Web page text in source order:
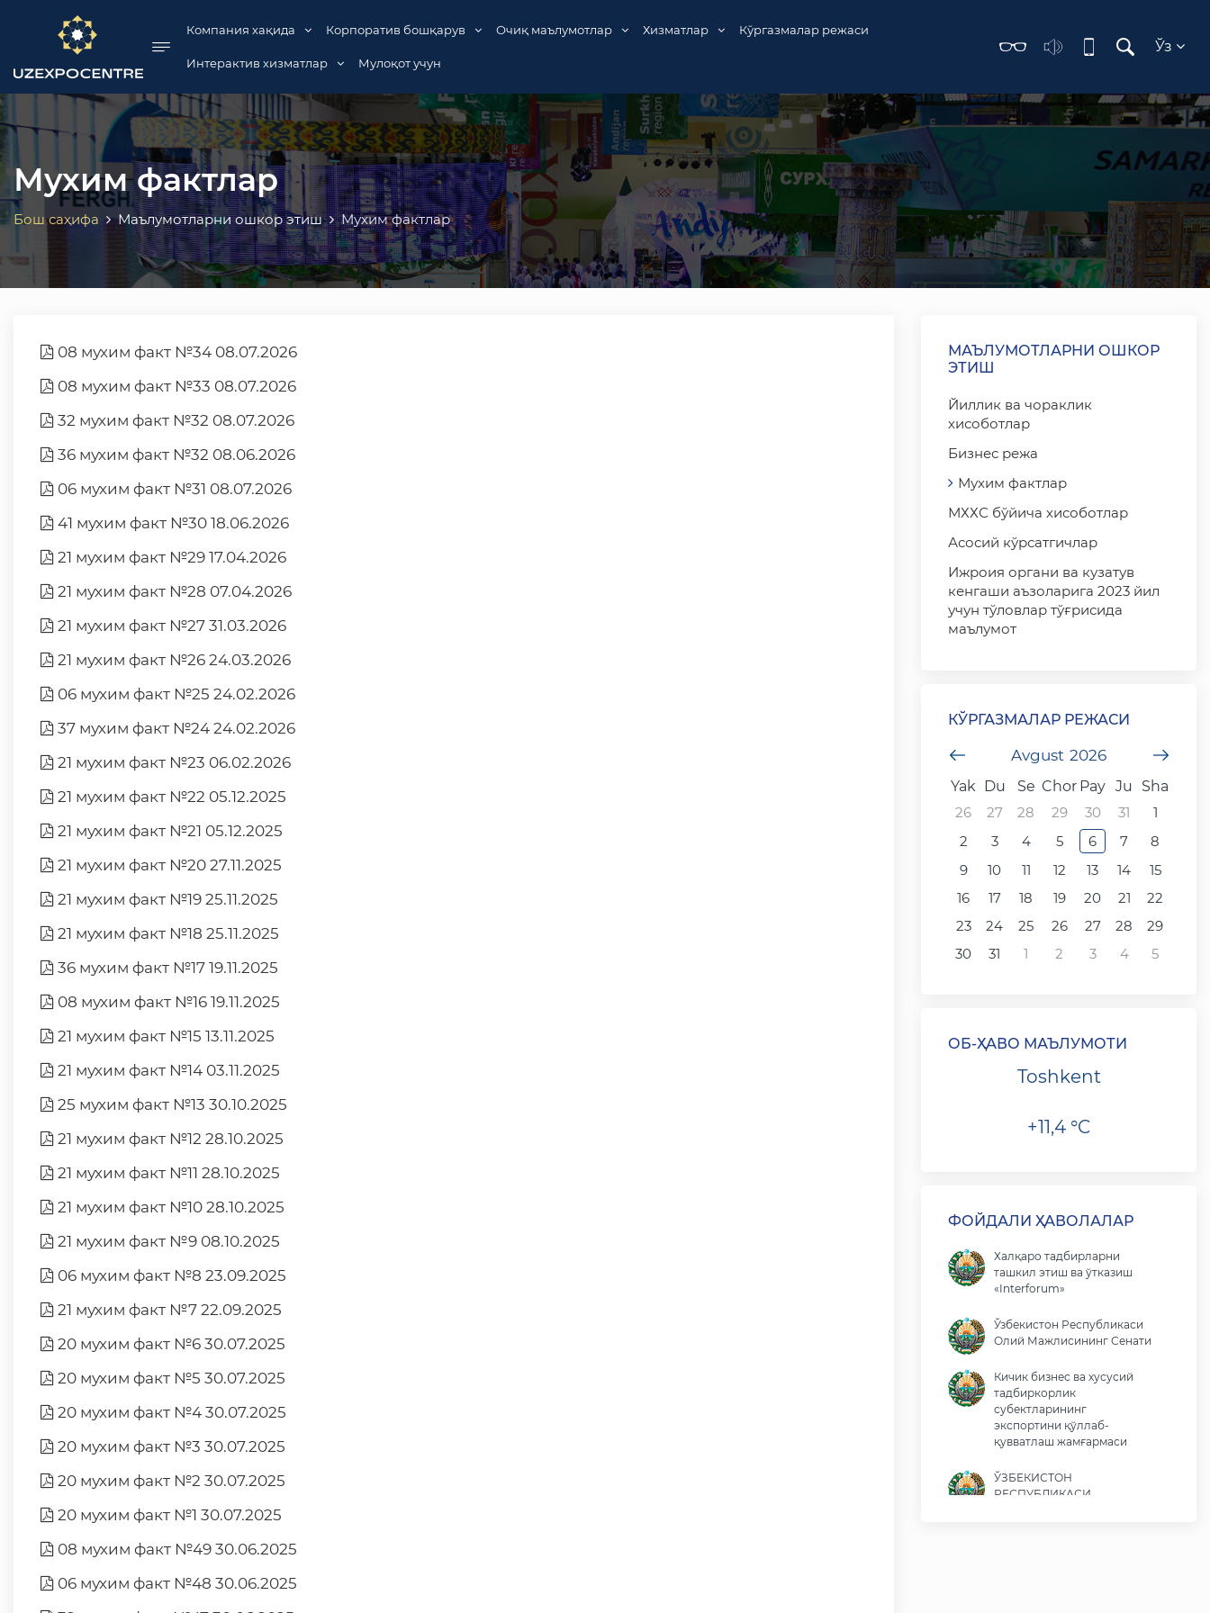
menu Компания хақида Корпоратив бошқарув Очиқ маълумотлар Хизматлар Кўргазмалар режаси
Интерактив хизматлар Мулоқот учун
Ўз
Мухим фактлар
Бош саҳифа Маълумотларни ошкор этиш Мухим фактлар
08 мухим факт №34 08.07.2026
08 мухим факт №33 08.07.2026
32 мухим факт №32 08.07.2026
36 мухим факт №32 08.06.2026
06 мухим факт №31 08.07.2026
41 мухим факт №30 18.06.2026
21 мухим факт №29 17.04.2026
21 мухим факт №28 07.04.2026
21 мухим факт №27 31.03.2026
21 мухим факт №26 24.03.2026
06 мухим факт №25 24.02.2026
37 мухим факт №24 24.02.2026
21 мухим факт №23 06.02.2026
21 мухим факт №22 05.12.2025
21 мухим факт №21 05.12.2025
21 мухим факт №20 27.11.2025
21 мухим факт №19 25.11.2025
21 мухим факт №18 25.11.2025
36 мухим факт №17 19.11.2025
08 мухим факт №16 19.11.2025
21 мухим факт №15 13.11.2025
21 мухим факт №14 03.11.2025
25 мухим факт №13 30.10.2025
21 мухим факт №12 28.10.2025
21 мухим факт №11 28.10.2025
21 мухим факт №10 28.10.2025
21 мухим факт №9 08.10.2025
06 мухим факт №8 23.09.2025
21 мухим факт №7 22.09.2025
20 мухим факт №6 30.07.2025
20 мухим факт №5 30.07.2025
20 мухим факт №4 30.07.2025
20 мухим факт №3 30.07.2025
20 мухим факт №2 30.07.2025
20 мухим факт №1 30.07.2025
08 мухим факт №49 30.06.2025
06 мухим факт №48 30.06.2025
МАЪЛУМОТЛАРНИ ОШКОР
ЭТИШ
Йиллик ва чораклик
хисоботлар
Бизнес режа
Мухим фактлар
МХХС бўйича хисоботлар
Асосий кўрсатгичлар
Ижроия органи ва кузатув
кенгаши аъзоларига 2023 йил
учун тўловлар тўғрисида
маълумот
КЎРГАЗМАЛАР РЕЖАСИ
Avgust 2026
undefined
Yak Du Se Chor Pay Ju
Sha
26
27 28 29 30 31
1
2
3 4 5 6 7
8
9
10 11 12 13 14
15
16
17 18 19 20 21
22
23
24 25 26 27 28
29
30
31 1 2 3 4 5
ОБ-ҲАВО МАЪЛУМОТИ
Toshkent
+11,4 °C
ФОЙДАЛИ ҲАВОЛАЛАР
Халқаро тадбирларни
ташкил этиш ва ўтказиш
«Interforum»
Ўзбекистон Республикаси
Олий Мажлисининг Сенати
Кичик бизнес ва хусусий
тадбиркорлик
субектларининг
экспортини қўллаб-
қувватлаш жамғармаси
ЎЗБЕКИСТОН
РЕСПУБЛИКАСИ